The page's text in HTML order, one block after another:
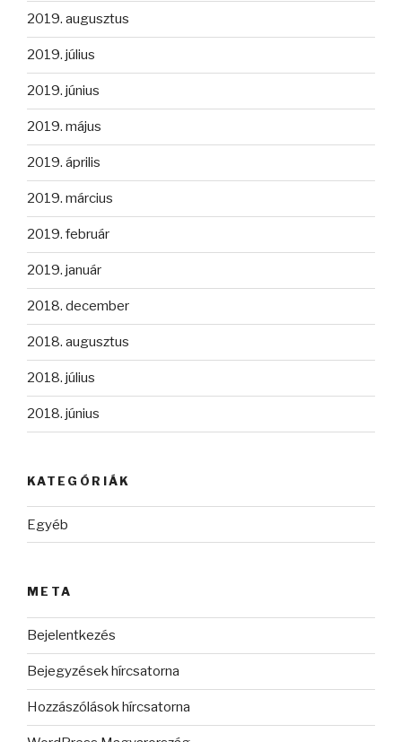
2019. augusztus
2019. július
2019. június
2019. május
2019. április
2019. március
2019. február
2019. január
2018. december
2018. augusztus
2018. július
2018. június
KATEGÓRIÁK
Egyéb
META
Bejelentkezés
Bejegyzések hírcsatorna
Hozzászólások hírcsatorna